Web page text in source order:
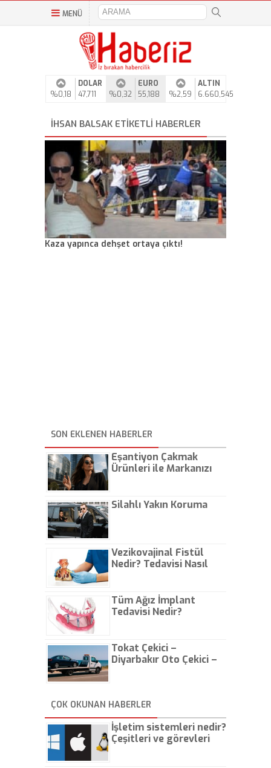
MENÜ
%0,18
DOLAR
47,711
%0,32
EURO
55,188
%2,59
ALTIN
6.660,545
İHSAN BALSAK ETIKETLI HABERLER
Kaza yapınca dehşet ortaya çıktı!
SON EKLENEN HABERLER
Eşantiyon Çakmak
Ürünleri ile Markanızı
Silahlı Yakın Koruma
Vezikovajinal Fistül
Nedir? Tedavisi Nasıl
Tüm Ağız İmplant
Tedavisi Nedir?
Tokat Çekici –
Diyarbakır Oto Çekici –
ÇOK OKUNAN HABERLER
İşletim sistemleri nedir?
Çeşitleri ve görevleri